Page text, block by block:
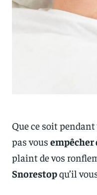
Que ce soit
pas vous empêcher
plaint de vos
Snorestopqu’il